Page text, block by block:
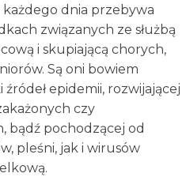
dnia przebywa
związanych ze służbą
i skupiającą chorych,
Są oni bowiem
epidemii, rozwijającej
czy
bądź pochodzącej od
pleśni, jak i wirusów